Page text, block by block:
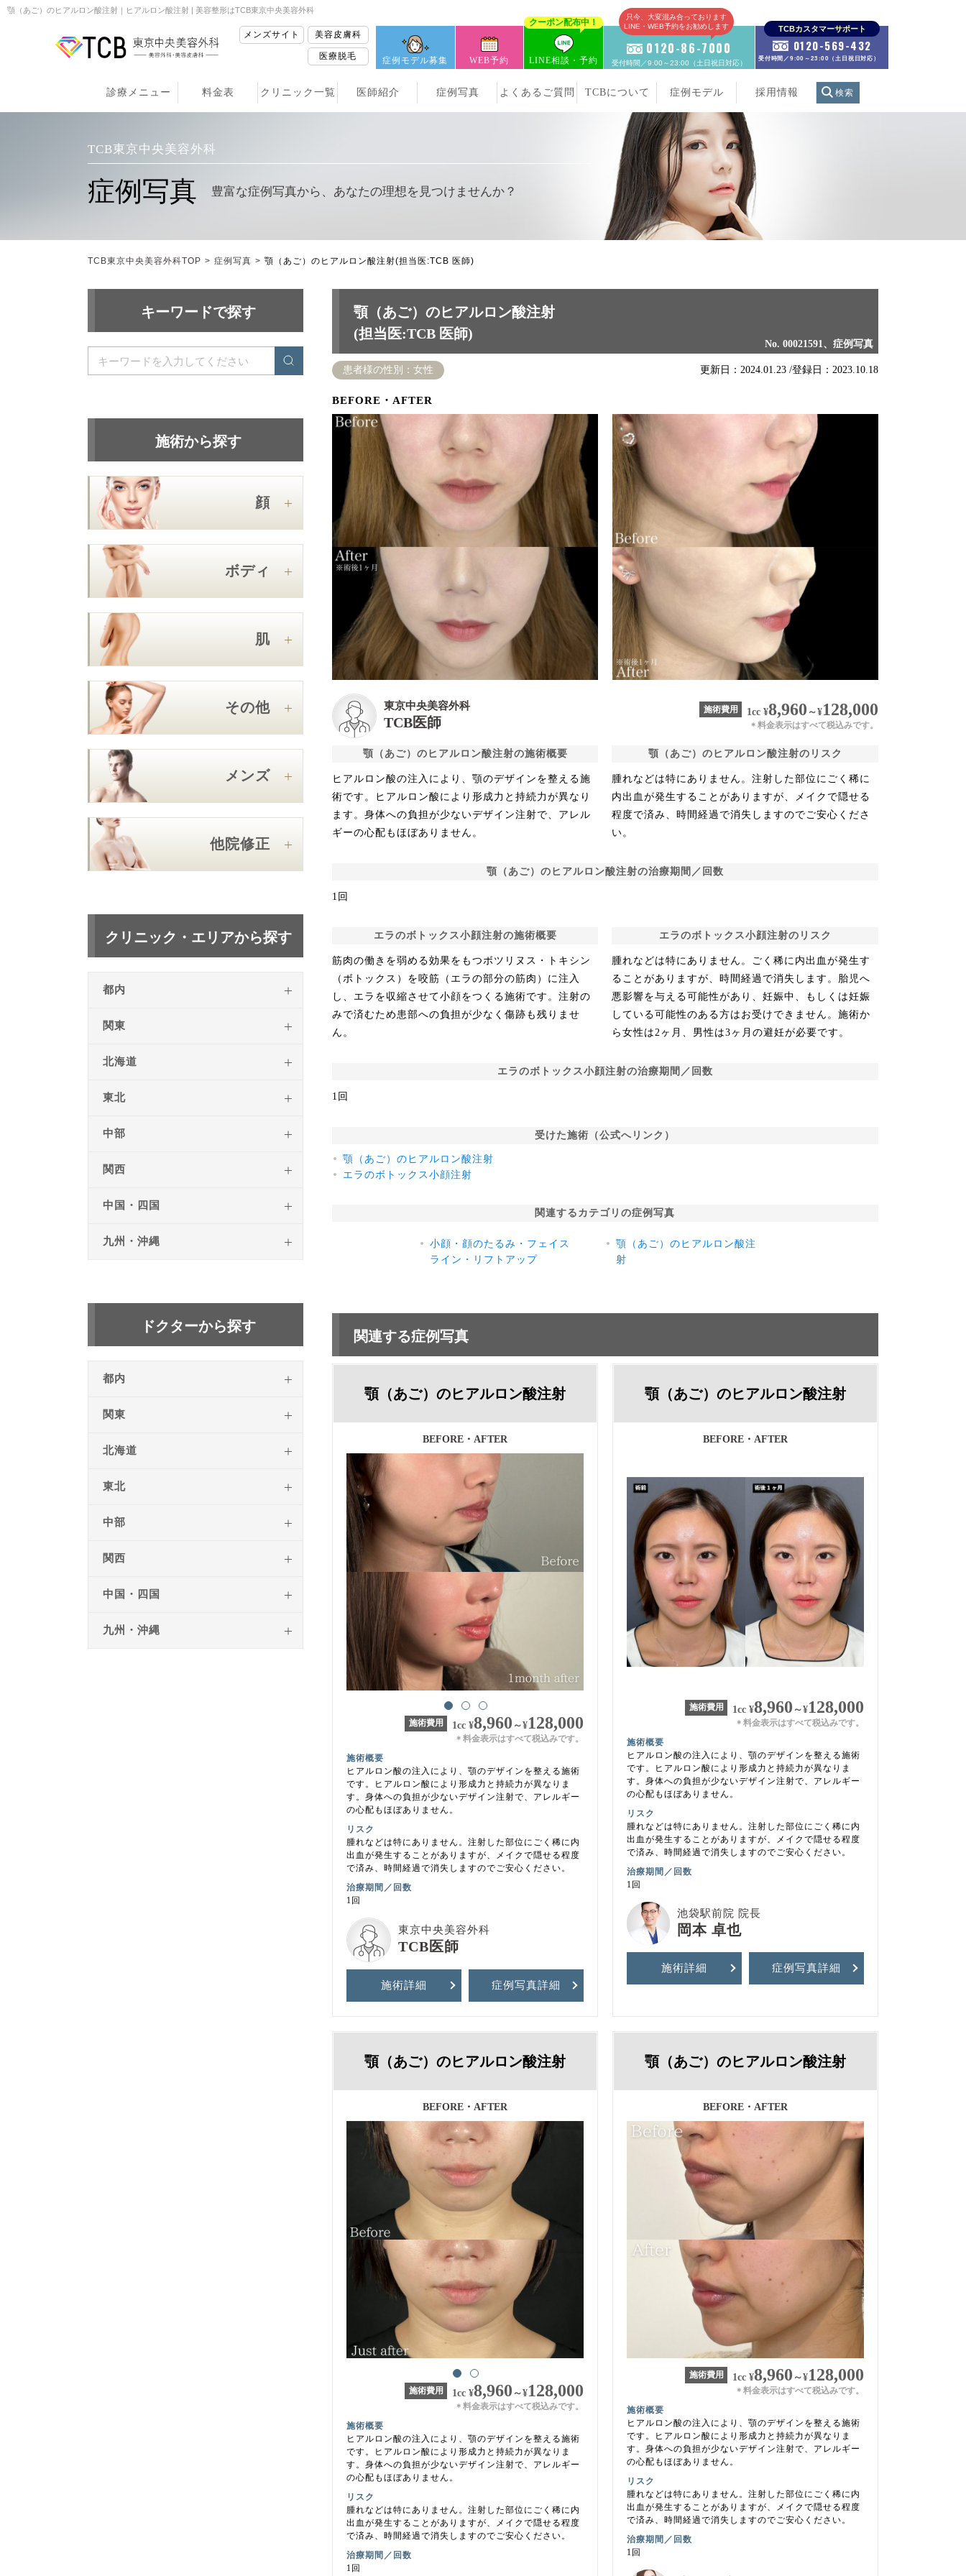
顎（あご）のヒアルロン酸注射｜ヒアルロン酸注射 | 美容整形はTCB東京中央美容外科
メンズサイト 美容皮膚科
医療脱毛 症例モデル募集 WEB予約
クーポン配布中！
LINE相談・予約
只今、大変混み合っております
LINE・WEB予約をお勧めします
0120-86-7000
受付時間／9:00～23:00（土日祝日対応）
TCBカスタマーサポート
0120-569-432
受付時間／9:00～23:00（土日祝日対応）
診療メニュー 料金表 クリニック一覧 医師紹介 症例写真 よくあるご質問 TCBについて 症例モデル 採用情報 検索
TCB東京中央美容外科
症例写真 豊富な症例写真から、 あなたの理想を見つけませんか？
TCB東京中央美容外科TOP > 症例写真 > 顎（あご）のヒアルロン酸注射(担当医:TCB 医師)
キーワードで探す
施術から探す
顔
ボディ
肌
その他
メンズ
他院修正
クリニック・エリアから探す
都内
関東
北海道
東北
中部
関西
中国・四国
九州・沖縄
ドクターから探す
都内
関東
北海道
東北
中部
関西
中国・四国
九州・沖縄
顎（あご）のヒアルロン酸注射
(担当医:TCB 医師)
No. 00021591、症例写真
患者様の性別：女性 更新日：2024.01.23 /登録日：2023.10.18
BEFORE・AFTER
東京中央美容外科
TCB医師
施術費用 1cc ¥8,960 ～¥128,000
＊ 料金表示はすべて税込みです。
顎（あご）のヒアルロン酸注射の施術概要
ヒアルロン酸の注入により、顎のデザインを整える施
術です。ヒアルロン酸により形成力と持続力が異なり
ます。身体への負担が少ないデザイン注射で、アレル
ギーの心配もほぼありません。
顎（あご）のヒアルロン酸注射のリスク
腫れなどは特にありません。注射した部位にごく稀に
内出血が発生することがありますが、メイクで隠せる
程度で済み、時間経過で消失しますのでご安心くださ
い。
顎（あご）のヒアルロン酸注射の治療期間／回数
1回
エラのボトックス小顔注射の施術概要
筋肉の働きを弱める効果をもつボツリヌス・トキシン
（ボトックス）を咬筋（エラの部分の筋肉）に注入
し、エラを収縮させて小顔をつくる施術です。注射の
みで済むため患部への負担が少なく傷跡も残りませ
ん。
エラのボトックス小顔注射のリスク
腫れなどは特にありません。ごく稀に内出血が発生す
ることがありますが、時間経過で消失します。胎児へ
悪影響を与える可能性があり、妊娠中、もしくは妊娠
している可能性のある方はお受けできません。施術か
ら女性は2ヶ月、男性は3ヶ月の避妊が必要です。
エラのボトックス小顔注射の治療期間／回数
1回
受けた施術（公式へリンク）
顎（あご）のヒアルロン酸注射
エラのボトックス小顔注射
関連するカテゴリの症例写真
小顔・顔のたるみ・フェイス
ライン・リフトアップ
顎（あご）のヒアルロン酸注
射
関連する症例写真
顎（あご）のヒアルロン酸注射
施術費用 1cc ¥8,960 ～¥128,000
＊ 料金表示はすべて税込みです。
施術概要
ヒアルロン酸の注入により、顎のデザインを整える施術
です。ヒアルロン酸により形成力と持続力が異なりま
す。身体への負担が少ないデザイン注射で、アレルギー
の心配もほぼありません。
リスク
腫れなどは特にありません。注射した部位にごく稀に内
出血が発生することがありますが、メイクで隠せる程度
で済み、時間経過で消失しますのでご安心ください。
治療期間／回数
1回
東京中央美容外科
TCB医師
施術詳細 症例写真詳細
顎（あご）のヒアルロン酸注射
BEFORE・AFTER
施術費用 1cc ¥8,960 ～¥128,000
＊ 料金表示はすべて税込みです。
施術概要
ヒアルロン酸の注入により、顎のデザインを整える施術
です。ヒアルロン酸により形成力と持続力が異なりま
す。身体への負担が少ないデザイン注射で、アレルギー
の心配もほぼありません。
リスク
腫れなどは特にありません。注射した部位にごく稀に内
出血が発生することがありますが、メイクで隠せる程度
で済み、時間経過で消失しますのでご安心ください。
治療期間／回数
1回
池袋駅前院 院長
岡本 卓也
施術詳細 症例写真詳細
顎（あご）のヒアルロン酸注射
施術費用 1cc ¥8,960 ～¥128,000
＊ 料金表示はすべて税込みです。
施術概要
ヒアルロン酸の注入により、顎のデザインを整える施術
です。ヒアルロン酸により形成力と持続力が異なりま
す。身体への負担が少ないデザイン注射で、アレルギー
の心配もほぼありません。
リスク
腫れなどは特にありません。注射した部位にごく稀に内
出血が発生することがありますが、メイクで隠せる程度
で済み、時間経過で消失しますのでご安心ください。
治療期間／回数
1回
顎（あご）のヒアルロン酸注射
BEFORE・AFTER
施術費用 1cc ¥8,960 ～¥128,000
＊ 料金表示はすべて税込みです。
施術概要
ヒアルロン酸の注入により、顎のデザインを整える施術
です。ヒアルロン酸により形成力と持続力が異なりま
す。身体への負担が少ないデザイン注射で、アレルギー
の心配もほぼありません。
リスク
腫れなどは特にありません。注射した部位にごく稀に内
出血が発生することがありますが、メイクで隠せる程度
で済み、時間経過で消失しますのでご安心ください。
治療期間／回数
1回